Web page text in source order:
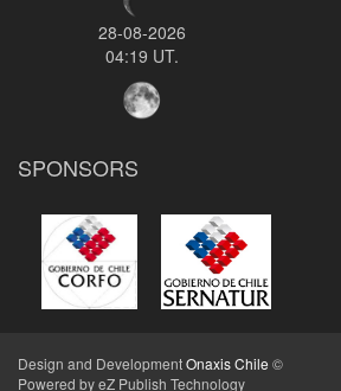
28-08-2026
04:19 UT.
SPONSORS
Design and DevelopmentOnaxis Chile ©
Powered by eZ Publish Technology